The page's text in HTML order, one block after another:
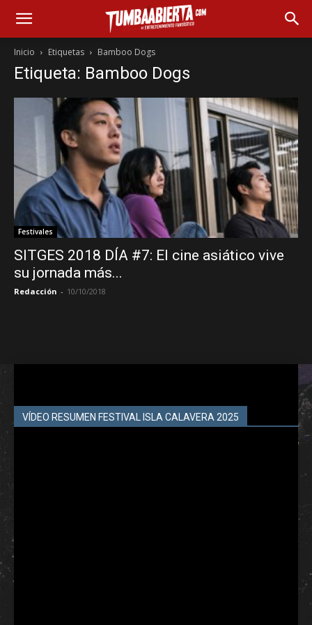
Inicio Etiquetas Bamboo Dogs
Etiqueta: Bamboo Dogs
Festivales
SITGES 2018 DÍA #7: El cine asiático vive
su jornada más...
Redacción - 10/10/2018
VÍDEO RESUMEN FESTIVAL ISLA CALAVERA 2025